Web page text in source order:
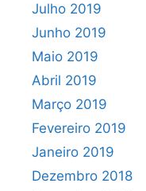
Julho 2019
Junho 2019
Maio 2019
Abril 2019
Março 2019
Fevereiro 2019
Janeiro 2019
Dezembro 2018